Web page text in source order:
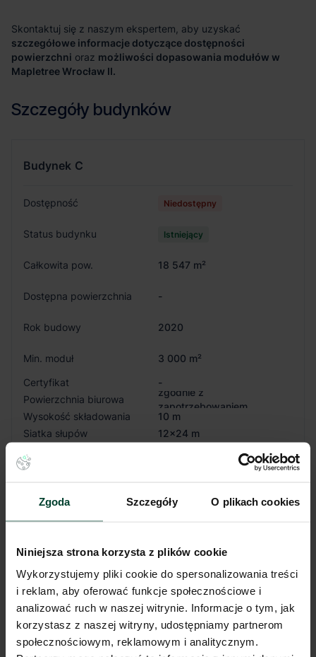
Zgoda Szczegóły O plikach cookies
Niniejsza strona korzysta z plików cookie
Wykorzystujemy pliki cookie do spersonalizowania treści
i reklam, aby oferować funkcje społecznościowe i
analizować ruch w naszej witrynie. Informacje o tym, jak
korzystasz z naszej witryny, udostępniamy partnerom
społecznościowym, reklamowym i analitycznym.
Skontaktuj się z naszym ekspertem, aby uzyskać
szczegółowe informacje dotyczące dostępności
powierzchni oraz możliwości dopasowania modułów w
Mapletree Wrocław II.
Szczegóły budynków
Budynek C
Dostępność Niedostępny
Status budynku Istniejący
Całkowita pow. 18 547 m²
Dostępna powierzchnia -
Rok budowy 2020
Min. moduł
3 000 m²
Certyfikat
-
Powierzchnia biurowa
zgodnie z
zapotrzebowaniem
Wysokość składowania
10 m
Siatka słupów
12x24 m
Oświetlenie
Świetliki
Tak
Klapy dymowe
Ogrzewanie
Nagrzewnica gazowa
Brama wjazdowa z poziomu
0
Tak
Pokaż więcej